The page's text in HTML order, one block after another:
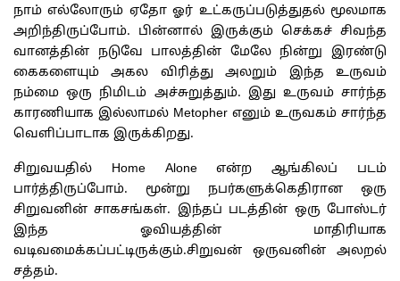
நாம் எல்லோரும் ஏதோ ஓர் உட்கருப்படுத்துதல் மூலமாக
அறிந்திருப்போம். பின்னால் இருக்கும் செக்கச் சிவந்த
வானத்தின் நடுவே பாலத்தின் மேலே நின்று இரண்டு
கைகளையும் அகல விரித்து அலறும் இந்த உருவம்
நம்மை ஒரு நிமிடம் அச்சுறுத்தும். இது உருவம் சார்ந்த
காரணியாக இல்லாமல் Metopher எனும் உருவகம் சார்ந்த
வெளிப்பாடாக இருக்கிறது.
சிறுவயதில் Home Alone என்ற ஆங்கிலப் படம்
பார்த்திருப்போம். மூன்று நபர்களுக்கெதிரான ஒரு
சிறுவனின் சாகசங்கள். இந்தப் படத்தின் ஒரு போஸ்டர்
இந்த ஓவியத்தின் மாதிரியாக
வடிவமைக்கப்பட்டிருக்கும்.சிறுவன் ஒருவனின் அலறல்
சத்தம்.